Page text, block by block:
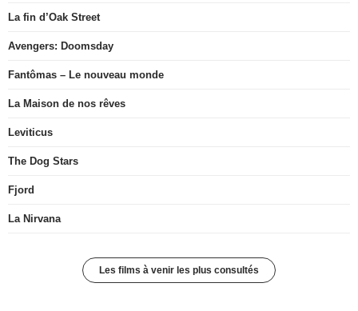
La fin d’Oak Street
Avengers: Doomsday
Fantômas – Le nouveau monde
La Maison de nos rêves
Leviticus
The Dog Stars
Fjord
La Nirvana
Les films à venir les plus consultés